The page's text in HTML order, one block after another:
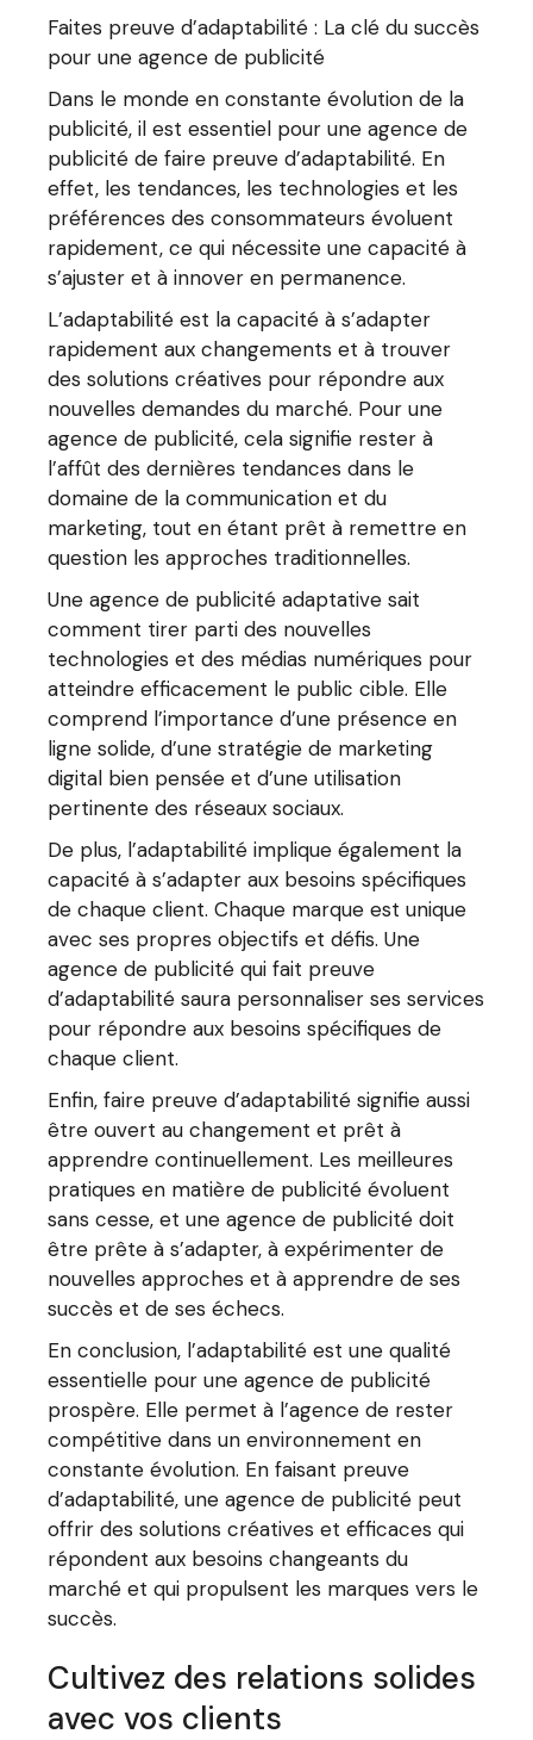
Faites preuve d’adaptabilité : La clé du succès
pour une agence de publicité
Dans le monde en constante évolution de la
publicité, il est essentiel pour une agence de
publicité de faire preuve d’adaptabilité. En
effet, les tendances, les technologies et les
préférences des consommateurs évoluent
rapidement, ce qui nécessite une capacité à
s’ajuster et à innover en permanence.
L’adaptabilité est la capacité à s’adapter
rapidement aux changements et à trouver
des solutions créatives pour répondre aux
nouvelles demandes du marché. Pour une
agence de publicité, cela signifie rester à
l’affût des dernières tendances dans le
domaine de la communication et du
marketing, tout en étant prêt à remettre en
question les approches traditionnelles.
Une agence de publicité adaptative sait
comment tirer parti des nouvelles
technologies et des médias numériques pour
atteindre efficacement le public cible. Elle
comprend l’importance d’une présence en
ligne solide, d’une stratégie de marketing
digital bien pensée et d’une utilisation
pertinente des réseaux sociaux.
De plus, l’adaptabilité implique également la
capacité à s’adapter aux besoins spécifiques
de chaque client. Chaque marque est unique
avec ses propres objectifs et défis. Une
agence de publicité qui fait preuve
d’adaptabilité saura personnaliser ses services
pour répondre aux besoins spécifiques de
chaque client.
Enfin, faire preuve d’adaptabilité signifie aussi
être ouvert au changement et prêt à
apprendre continuellement. Les meilleures
pratiques en matière de publicité évoluent
sans cesse, et une agence de publicité doit
être prête à s’adapter, à expérimenter de
nouvelles approches et à apprendre de ses
succès et de ses échecs.
En conclusion, l’adaptabilité est une qualité
essentielle pour une agence de publicité
prospère. Elle permet à l’agence de rester
compétitive dans un environnement en
constante évolution. En faisant preuve
d’adaptabilité, une agence de publicité peut
offrir des solutions créatives et efficaces qui
répondent aux besoins changeants du
marché et qui propulsent les marques vers le
succès.
Cultivez des relations solides
avec vos clients